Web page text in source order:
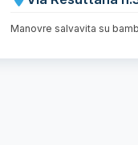
Manovre salvavita su